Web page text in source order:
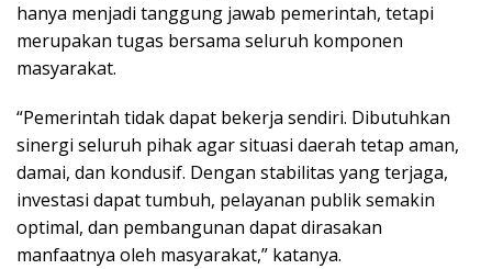
hanya menjadi tanggung jawab pemerintah, tetapi
merupakan tugas bersama seluruh komponen
masyarakat.
“Pemerintah tidak dapat bekerja sendiri. Dibutuhkan
sinergi seluruh pihak agar situasi daerah tetap aman,
damai, dan kondusif. Dengan stabilitas yang terjaga,
investasi dapat tumbuh, pelayanan publik semakin
optimal, dan pembangunan dapat dirasakan
manfaatnya oleh masyarakat,” katanya.